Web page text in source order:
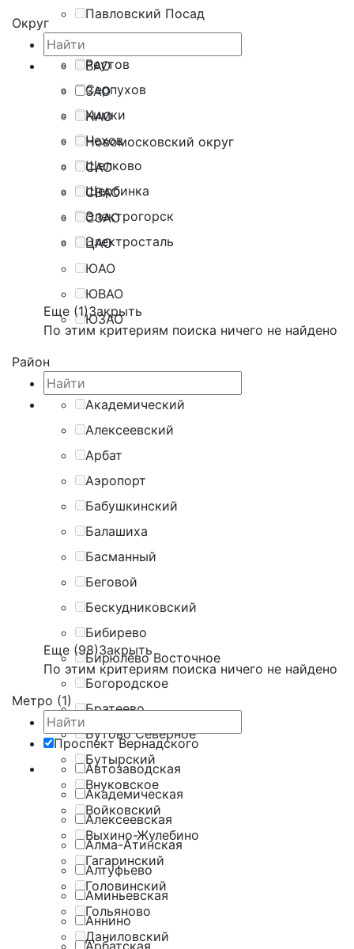
Павловский Посад
Реутов
Серпухов
Химки
Чехов
Щелково
Щербинка
Электрогорск
Электросталь
Округ
ВАО
ЗАО
НАО
Новомосковский округ
САО
СВАО
СЗАО
ЦАО
ЮАО
ЮВАО
ЮЗАО
Еще (1)Закрыть
По этим критериям поиска ничего не найдено
Район
Академический
Алексеевский
Арбат
Аэропорт
Бабушкинский
Балашиха
Басманный
Беговой
Бескудниковский
Бибирево
Бирюлёво Восточное
Богородское
Братеево
Бутово Северное
Бутырский
Внуковское
Войковский
Выхино-Жулебино
Гагаринский
Головинский
Гольяново
Даниловский
Еще (98)Закрыть
По этим критериям поиска ничего не найдено
Метро (1)
Проспект Вернадского
Автозаводская
Академическая
Алексеевская
Алма-Атинская
Алтуфьево
Аминьевская
Аннино
Арбатская